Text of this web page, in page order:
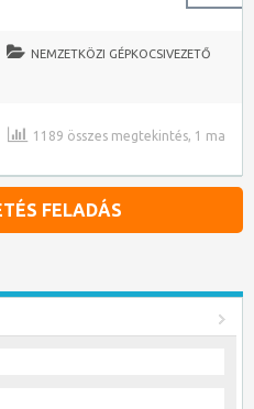
NEMZETKÖZI GÉPKOCSIVEZETŐ
1189 összes megtekintés, 1 ma
FELADÁS